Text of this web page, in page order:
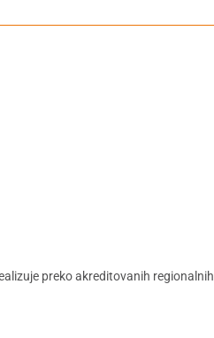
preko akreditovanih regionalnih